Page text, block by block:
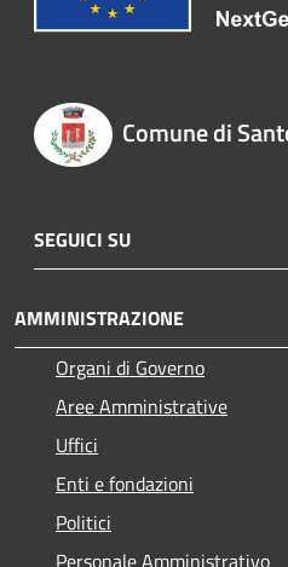
Comune di
SEGUICI SU
AMMINISTRAZIONE
Organi di Governo
Aree Amministrative
Uffici
Enti e fondazioni
Politici
Personale Amministrativo